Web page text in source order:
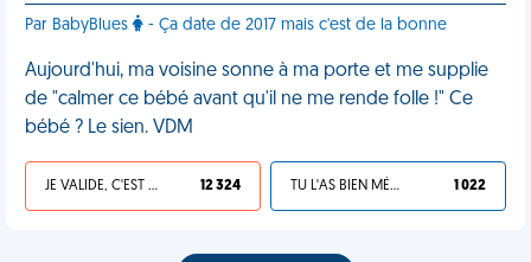
Par BabyBlues - Ça date de 2017 mais c'est de la bonne
Aujourd'hui, ma voisine sonne à ma porte et me supplie
de "calmer ce bébé avant qu'il ne me rende folle !" Ce
bébé ? Le sien. VDM
JE VALIDE, C'EST UNE VDM 12 324 TU L'AS BIEN MÉRITÉ 1 022